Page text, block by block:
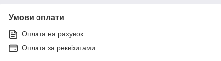
Умови оплати
Оплата на рахунок
Оплата за реквізитами